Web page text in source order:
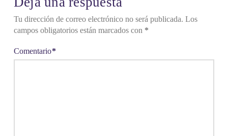
Tu dirección de correo electrónico no será publicada. Los
campos obligatorios están marcados con *
Comentario*